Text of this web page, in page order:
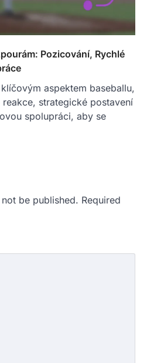
Pozicování, Rychlé
aspektem baseballu,
strategické postavení
spolupráci, aby se
be published. Required